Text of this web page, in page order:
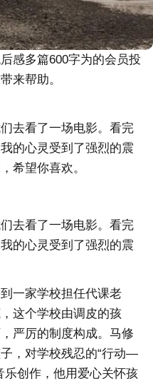
感多篇600字为的会员投
来帮助。
去看了一场电影。看完
的心灵受到了强烈的震
希望你喜欢。
去看了一场电影。看完
的心灵受到了强烈的震
一家学校担任代课老
这个学校由调皮的孩
严厉的制度构成。马修
，对学校残忍的“行动—
乐创作，他用爱心关怀孩